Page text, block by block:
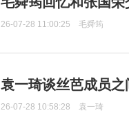
26-07-28 11:00:25 毛舜筠
袁一琦谈丝芭成员
26-07-28 10:58:28 袁一琦